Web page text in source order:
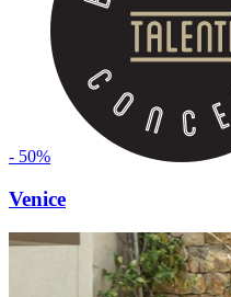
- 50%
Venice